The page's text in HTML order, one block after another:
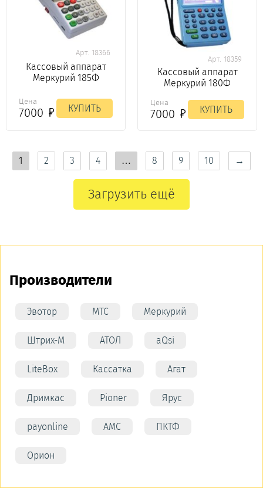
Арт. 18366
Кассовый аппарат
Меркурий 185Ф
Цена
7000 КУПИТЬ
Арт. 18359
Кассовый аппарат
Меркурий 180Ф
Цена
7000 КУПИТЬ
1 2 3 4 … 8 9 10 →
Загрузить ещё
Производители
Эвотор МТС Меркурий
Штрих-М АТОЛ aQsi
LiteBox Кассатка Агат
Дримкас Pioner Ярус
payonline АМС ПКТФ
Орион